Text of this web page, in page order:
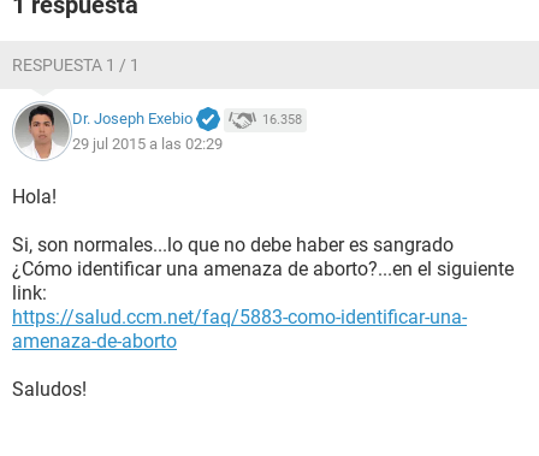
RESPUESTA 1 / 1
Dr. Joseph Exebio 16.358
29 jul 2015 a las 02:29
Hola!
Si, son normales...lo que no debe haber es sangrado
¿Cómo identificar una amenaza de aborto?...en el siguiente
link:
https://salud.ccm.net/faq/5883-como-identificar-una-
amenaza-de-aborto
Saludos!